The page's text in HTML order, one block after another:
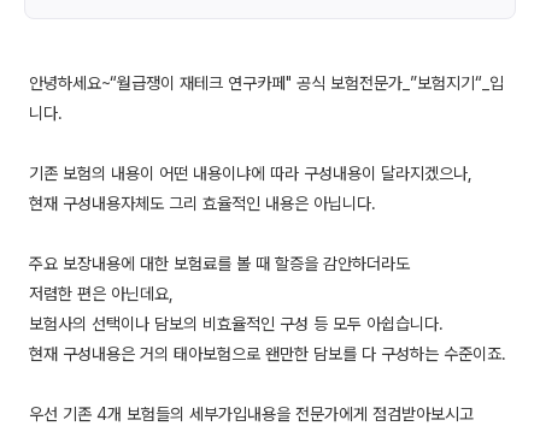
안녕하세요~“월급쟁이 재테크 연구카페" 공식 보험전문가_”보험지기“_입
니다.
기존 보험의 내용이 어떤 내용이냐에 따라 구성내용이 달라지겠으나,
현재 구성내용자체도 그리 효율적인 내용은 아닙니다.
주요 보장내용에 대한 보험료를 볼 때 할증을 감안하더라도
저렴한 편은 아닌데요,
보험사의 선택이나 담보의 비효율적인 구성 등 모두 아쉽습니다.
현재 구성내용은 거의 태아보험으로 왠만한 담보를 다 구성하는 수준이죠.
우선 기존 4개 보험들의 세부가입내용을 전문가에게 점검받아보시고